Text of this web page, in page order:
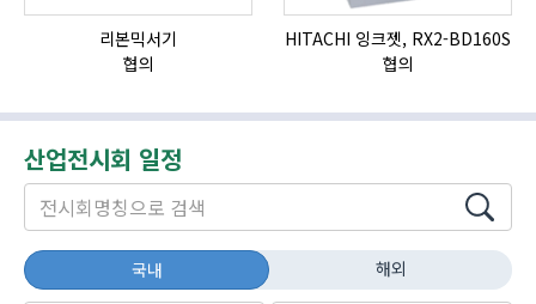
리본믹서기
협의
HITACHI 잉크젯, RX2-BD160S
협의
산업전시회 일정
국내 해외